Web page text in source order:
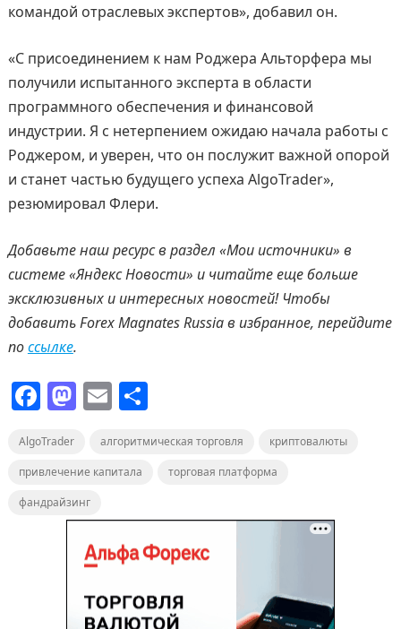
командой отраслевых экспертов», добавил он.
«С присоединением к нам Роджера Альторфера мы
получили испытанного эксперта в области
программного обеспечения и финансовой
индустрии. Я с нетерпением ожидаю начала работы с
Роджером, и уверен, что он послужит важной опорой
и станет частью будущего успеха AlgoTrader»,
резюмировал Флери.
Добавьте наш ресурс в раздел «Мои источники» в
системе «Яндекс Новости» и читайте еще больше
эксклюзивных и интересных новостей! Чтобы
добавитьForexMagnatesRussiaв избранное, перейдите
поссылке.
F
c
e
b
M
o
d
o
n
E
ai
l
О
п
а
в
и
т
AlgoTrader алгоритмическая торговля
криптовалюты
привлечение капитала
торговая платформа
фандрайзинг